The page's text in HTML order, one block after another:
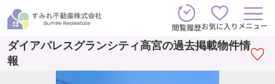
閲覧履歴お気に入り メニュー
ダイアパレスグランシティ高宮の過去掲載物件情
報